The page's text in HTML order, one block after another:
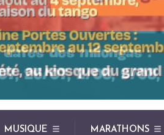
MUSIQUE MARATHONS